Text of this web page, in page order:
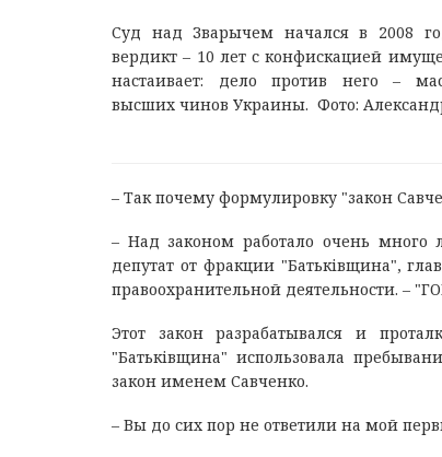
Суд над Зварычем начался в 2008
вердикт – 10 лет с конфискацией
настаивает: дело против него –
высших чинов Украины. Фото:
– Так почему формулировку "закон
– Над законом работало очень
депутат от фракции "Батьківщина",
правоохранительной деятельности. –
Этот закон разрабатывался и
"Батьківщина" использовала
закон именем Савченко.
– Вы до сих пор не ответили на мой